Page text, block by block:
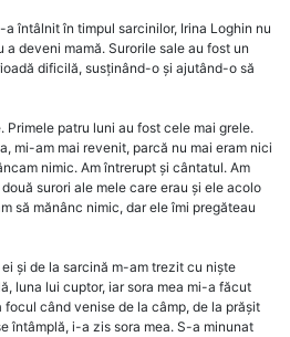
întâlnit în timpul sarcinilor, Irina Loghin nu
deveni mamă. Surorile sale au fost un
dificilă, susținând-o și ajutând-o să
Primele patru luni au fost cele mai grele.
mi-am mai revenit, parcă nu mai eram nici
nimic. Am întrerupt și cântatul. Am
surori ale mele care erau și ele acolo
să mănânc nimic, dar ele îmi pregăteau
și de la sarcină m-am trezit cu niște
luna lui cuptor, iar sora mea mi-a făcut
când venise de la câmp, de la prășit
întâmplă, i-a zis sora mea. S-a minunat